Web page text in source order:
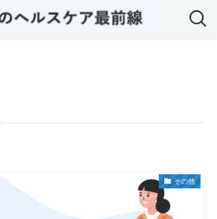
その他